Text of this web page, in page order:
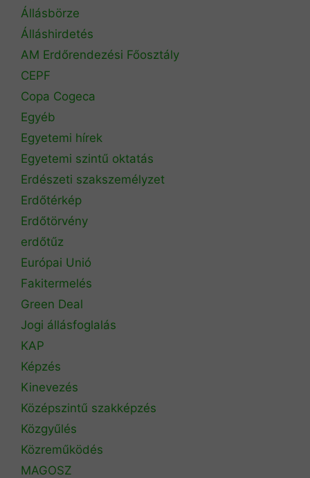
Állásbörze
Álláshirdetés
AM Erdőrendezési Főosztály
CEPF
Copa Cogeca
Egyéb
Egyetemi hírek
Egyetemi szintű oktatás
Erdészeti szakszemélyzet
Erdőtérkép
Erdőtörvény
erdőtűz
Európai Unió
Fakitermelés
Green Deal
Jogi állásfoglalás
KAP
Képzés
Kinevezés
Középszintű szakképzés
Közgyűlés
Közreműködés
MAGOSZ